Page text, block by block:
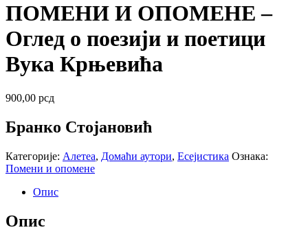
ПОМЕНИ И ОПОМЕНЕ –
Оглед о поезији и поетици
Вука Крњевића
900,00 рсд
Бранко Стојановић
Категорије: Алетеа, Домаћи аутори, Есејистика Ознака:
Помени и опомене
Опис
Опис